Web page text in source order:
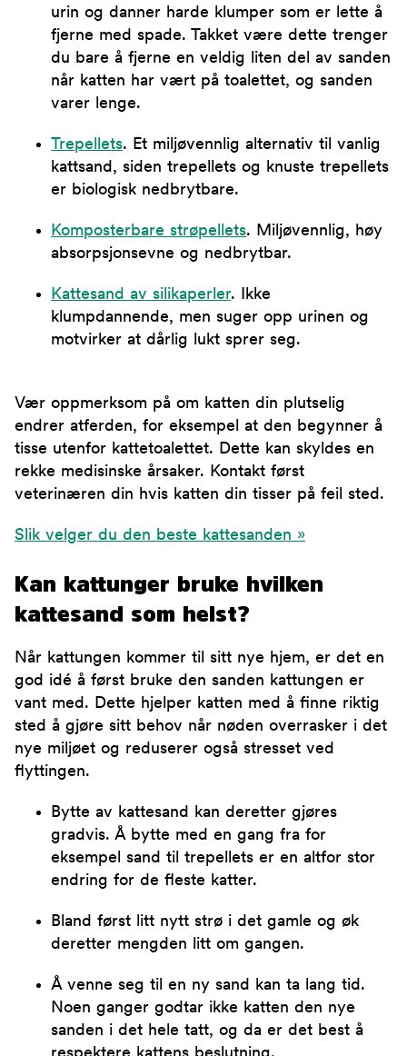
urin og danner harde klumper som er lette å
fjerne med spade. Takket være dette trenger
du bare å fjerne en veldig liten del av sanden
når katten har vært på toalettet, og sanden
varer lenge.
Trepellets. Et miljøvennlig alternativ til vanlig
kattsand, siden trepellets og knuste trepellets
er biologisk nedbrytbare.
Komposterbare strøpellets. Miljøvennlig, høy
absorpsjonsevne og nedbrytbar.
Kattesand av silikaperler. Ikke
klumpdannende, men suger opp urinen og
motvirker at dårlig lukt sprer seg.
Vær oppmerksom på om katten din plutselig
endrer atferden, for eksempel at den begynner å
tisse utenfor kattetoalettet. Dette kan skyldes en
rekke medisinske årsaker. Kontakt først
veterinæren din hvis katten din tisser på feil sted.
Slik velger du den beste kattesanden »
Kan kattunger bruke hvilken
kattesand som helst?
Når kattungen kommer til sitt nye hjem, er det en
god idé å først bruke den sanden kattungen er
vant med. Dette hjelper katten med å finne riktig
sted å gjøre sitt behov når nøden overrasker i det
nye miljøet og reduserer også stresset ved
flyttingen.
Bytte av kattesand kan deretter gjøres
gradvis. Å bytte med en gang fra for
eksempel sand til trepellets er en altfor stor
endring for de fleste katter.
Bland først litt nytt strø i det gamle og øk
deretter mengden litt om gangen.
Å venne seg til en ny sand kan ta lang tid.
Noen ganger godtar ikke katten den nye
sanden i det hele tatt, og da er det best å